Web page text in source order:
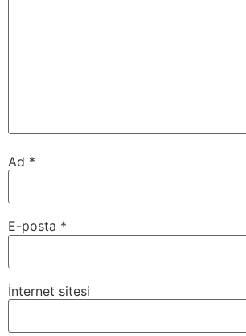
Ad *
E-posta *
İnternet sitesi